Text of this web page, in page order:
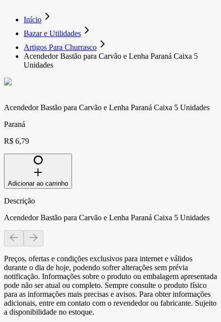
Início
Bazar e Utilidades
Artigos Para Churrasco
Acendedor Bastão para Carvão e Lenha Paraná Caixa 5
Unidades
Acendedor Bastão para Carvão e Lenha Paraná Caixa 5 Unidades
Paraná
R$ 6,79
Adicionar ao carrinho
Descrição
Acendedor Bastão para Carvão e Lenha Paraná Caixa 5 Unidades
Preços, ofertas e condições exclusivos para internet e válidos
durante o dia de hoje, podendo sofrer alterações sem prévia
notificação. Informações sobre o produto ou embalagem apresentada
pode não ser atual ou completo. Sempre consulte o produto físico
para as informações mais precisas e avisos. Para obter informações
adicionais, entre em contato com o revendedor ou fabricante. Sujeito
a disponibilidade no estoque.